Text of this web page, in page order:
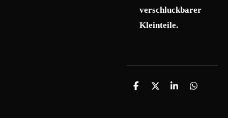
verschluckbarer
Kleinteile.
T
T
T
T